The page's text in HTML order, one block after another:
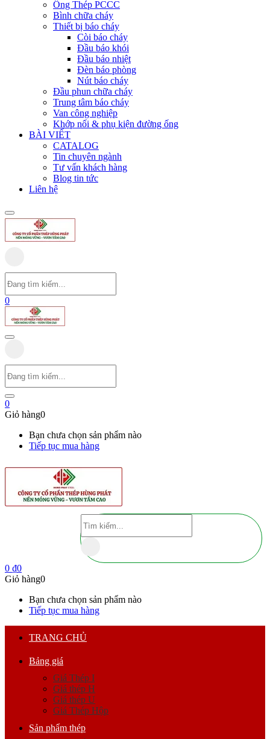
Ống Thép PCCC
Bình chữa cháy
Thiết bị báo cháy
Còi báo cháy
Đầu báo khói
Đầu báo nhiệt
Đèn báo phòng
Nút báo cháy
Đầu phun chữa cháy
Trung tâm báo cháy
Van công nghiệp
Khớp nối & phụ kiện đường ống
BÀI VIẾT
CATALOG
Tin chuyên ngành
Tư vấn khách hàng
Blog tin tức
Liên hệ
0
0
Giỏ hàng0
Bạn chưa chọn sản phẩm nào
Tiếp tục mua hàng
0 ₫0
Giỏ hàng0
Bạn chưa chọn sản phẩm nào
Tiếp tục mua hàng
TRANG CHỦ
Bảng giá
Giá Thép I
Giá thép H
Giá thép U
Giá Thép Hộp
Sản phẩm thép